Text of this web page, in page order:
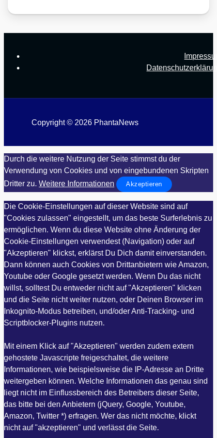
Copyright © 2026 PhantaNews
Durch die weitere Nutzung der Seite stimmst du der
Verwendung von Cookies und von eingebundenen Skripten
Dritter zu. Weitere Informationen Akzeptieren
Die Cookie-Einstellungen auf dieser Website sind auf
"Cookies zulassen" eingestellt, um das beste Surferlebnis zu
ermöglichen. Wenn du diese Website ohne Änderung der
Cookie-Einstellungen verwendest (Navigation) oder auf
"Akzeptieren" klickst, erklärst Du Dich damit einverstanden.
Dann können auch Cookies von Drittanbietern wie Amazon,
Youtube oder Google gesetzt werden. Wenn Du das nicht
willst, solltest Du entweder nicht auf "Akzeptieren" klicken
und die Seite nicht weiter nutzen, oder Deinen Browser im
Inkognito-Modus betreiben, und/oder Anti-Tracking- und
Scriptblocker-Plugins nutzen.
Mit einem Klick auf "Akzeptieren" werden zudem extern
gehostete Javascripte freigeschaltet, die weitere
Informationen, wie beispielsweise die IP-Adresse an Dritte
weitergeben können. Welche Informationen das genau sind
liegt nicht im Einflussbereich des Betreibers dieser Seite,
das bitte bei den Anbietern (jQuery, Google, Youtube,
Amazon, Twitter *) erfragen. Wer das nicht möchte, klickt
nicht auf "akzeptieren" und verlässt die Seite.